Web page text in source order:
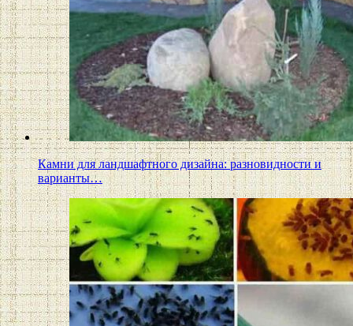
Камни для ландшафтного дизайна: разновидности и
варианты…